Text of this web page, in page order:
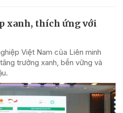
xanh, thích ứng với
Việt Nam của Liên minh
trưởng xanh, bền vững và